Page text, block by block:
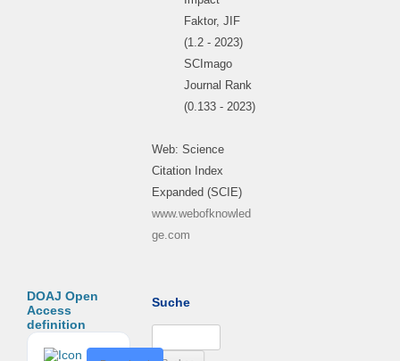
Faktor, JIF
(1.2 - 2023)
SCImago
Journal Rank
(0.133 - 2023)
Web: Science
Citation Index
Expanded (SCIE)
www.webofknowled
ge.com
DOAJ Open
Access
definition
Suche
nach: